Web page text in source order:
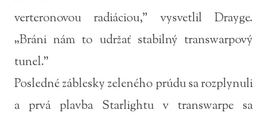
verteronovou radiáciou,” vysvetlil Drayge.
„Bráni nám to udržať stabilný transwarpový
tunel.”
Posledné záblesky zeleného prúdu sa rozplynuli
a prvá plavba Starlightu v transwarpe sa